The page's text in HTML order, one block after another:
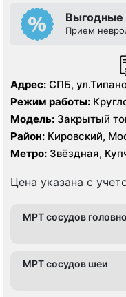
Выгодные
Прием
Адрес: СПБ,
Режим работы:
Модель: Закрытый
Тесла, УЗИ
Район: Кировский,
Фрунзенский
Метро: Звёздная,
Цена указана с
МРТ сосудов
МРТ сосудов шеи